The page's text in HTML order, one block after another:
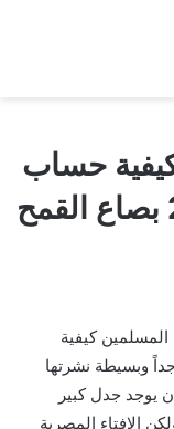
كيفية حساب
كيفية
وبسيطة نشرتها
يوجد جدل كبير
الإفتاء المصرية